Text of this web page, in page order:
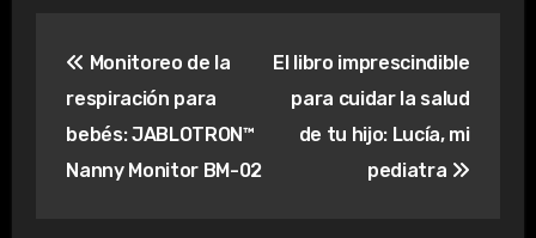
de
entradas
Monitoreo de la
respiración para
bebés: JABLOTRON™
Nanny Monitor BM-02
El libro imprescindible
para cuidar la salud
de tu hijo: Lucía, mi
pediatra